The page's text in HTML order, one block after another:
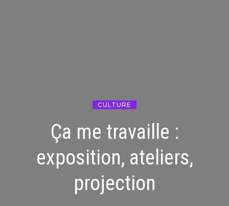
CULTURE
Ça me travaille :
exposition, ateliers,
projection